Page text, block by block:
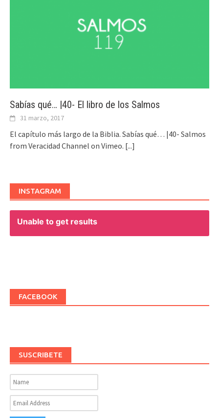
Sabías qué… |40- El libro de los Salmos
31 marzo, 2017
El capítulo más largo de la Biblia. Sabías qué… |40- Salmos
from Veracidad Channel on Vimeo. [...]
INSTAGRAM
Unable to get results
FACEBOOK
SUSCRIBETE